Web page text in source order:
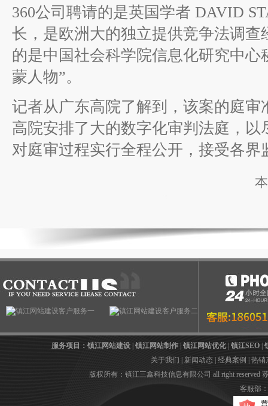
360公司聘请的是英国学者 DAVID
长，是欧洲大的独立提供竞争法调
的是中国社会科学院信息化研究中
蒙人物”。
记者从广东高院了解到，该案的庭
高院安排了大的数字化审判法庭，
对庭审过程实行全程公开，接受各界
服务项目： 镇江网站建设 镇江网站制作 镇江网站优化| 镇江SEO
关于我们
新闻动态 经典案例
热销
版权所有：镇江三鑫科技信息有限公司 all right reserved
客服部